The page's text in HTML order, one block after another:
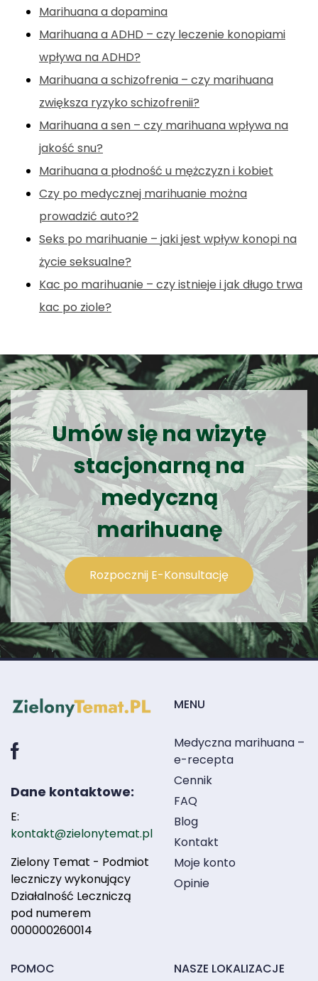
Marihuana a dopamina
Marihuana a ADHD – czy leczenie konopiami
wpływa na ADHD?
Marihuana a schizofrenia – czy marihuana
zwiększa ryzyko schizofrenii?
Marihuana a sen – czy marihuana wpływa na
jakość snu?
Marihuana a płodność u mężczyzn i kobiet
Czy po medycznej marihuanie można
prowadzić auto?2
Seks po marihuanie – jaki jest wpływ konopi na
życie seksualne?
Kac po marihuanie – czy istnieje i jak długo trwa
kac po ziole?
Umów się na wizytę
stacjonarną na
medyczną
marihuanę
Rozpocznij E-Konsultację
Dane kontaktowe:
E:
kontakt@zielonytemat.pl
Zielony Temat - Podmiot
leczniczy wykonujący
Działalność Leczniczą
pod numerem
000000260014
MENU
Medyczna marihuana –
e-recepta
Cennik
FAQ
Blog
Kontakt
Moje konto
Opinie
POMOC NASZE LOKALIZACJE